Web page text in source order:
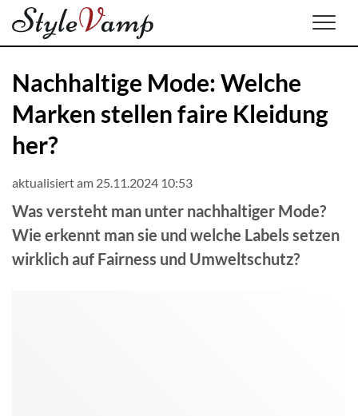
Nachhaltige Mode: Welche
Marken stellen faire Kleidung
her?
aktualisiert am 25.11.2024 10:53
Was versteht man unter nachhaltiger Mode?
Wie erkennt man sie und welche Labels setzen
wirklich auf Fairness und Umweltschutz?